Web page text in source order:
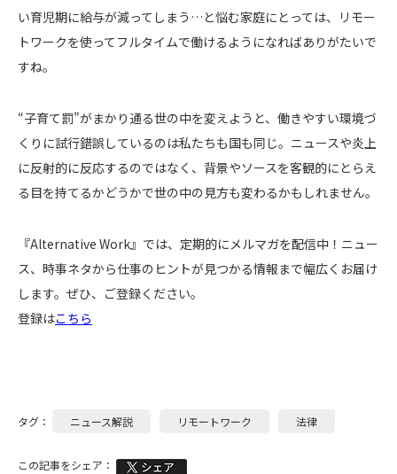
い育児期に給与が減ってしまう…と悩む家庭にとっては、リモー
トワークを使ってフルタイムで働けるようになればありがたいで
すね。
“子育て罰”がまかり通る世の中を変えようと、働きやすい環境づ
くりに試行錯誤しているのは私たちも国も同じ。ニュースや炎上
に反射的に反応するのではなく、背景やソースを客観的にとらえ
る目を持てるかどうかで世の中の見方も変わるかもしれません。
『Alternative Work』では、定期的にメルマガを配信中！ニュー
ス、時事ネタから仕事のヒントが見つかる情報まで幅広くお届け
します。ぜひ、ご登録ください。
登録はこちら
タグ： ニュース解説 リモートワーク 法律
この記事をシェア：